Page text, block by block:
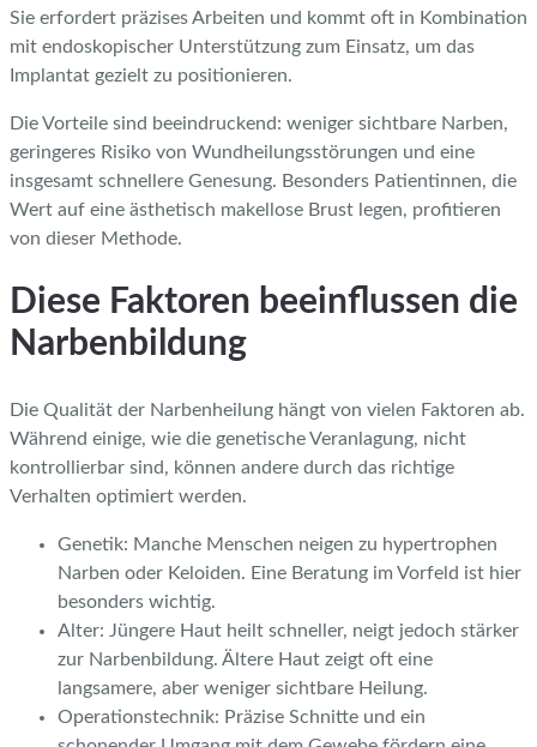
Sie erfordert präzises Arbeiten und kommt oft in Kombination
mit endoskopischer Unterstützung zum Einsatz, um das
Implantat gezielt zu positionieren.
Die Vorteile sind beeindruckend: weniger sichtbare Narben,
geringeres Risiko von Wundheilungsstörungen und eine
insgesamt schnellere Genesung. Besonders Patientinnen, die
Wert auf eine ästhetisch makellose Brust legen, profitieren
von dieser Methode.
Diese Faktoren beeinflussen die
Narbenbildung
Die Qualität der Narbenheilung hängt von vielen Faktoren ab.
Während einige, wie die genetische Veranlagung, nicht
kontrollierbar sind, können andere durch das richtige
Verhalten optimiert werden.
Genetik: Manche Menschen neigen zu hypertrophen
Narben oder Keloiden. Eine Beratung im Vorfeld ist hier
besonders wichtig.
Alter: Jüngere Haut heilt schneller, neigt jedoch stärker
zur Narbenbildung. Ältere Haut zeigt oft eine
langsamere, aber weniger sichtbare Heilung.
Operationstechnik: Präzise Schnitte und ein